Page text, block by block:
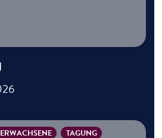
ERWACHSENE TAGUNG